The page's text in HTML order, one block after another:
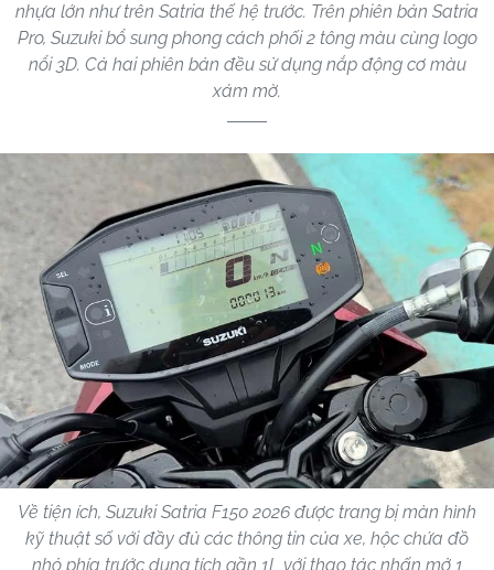
nhựa lớn như trên Satria thế hệ trước. Trên phiên bản Satria
Pro, Suzuki bổ sung phong cách phối 2 tông màu cùng logo
nổi 3D. Cả hai phiên bản đều sử dụng nắp động cơ màu
xám mờ.
Về tiện ích, Suzuki Satria F150 2026 được trang bị màn hình
kỹ thuật số với đầy đủ các thông tin của xe, hộc chứa đồ
nhỏ phía trước dung tích gần 1L với thao tác nhấn mở 1